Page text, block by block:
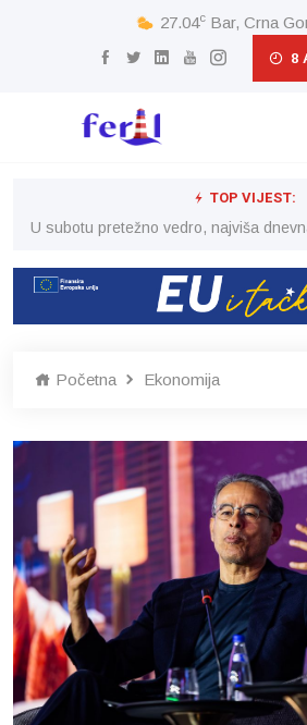
27.04c Bar, Crna
8
TOP VIJEST:
U subotu pretežno vedro, najviša
Početna Ekonomija